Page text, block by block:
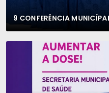
9 CONFERÊNCIA